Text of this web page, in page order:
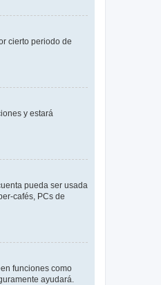
cierto periodo de
y estará
pueda ser usada
cafés, PCs de
funciones como
ayudará.